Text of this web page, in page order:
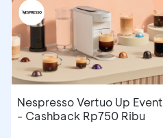
Nespresso Vertuo Up Event
- Cashback Rp750 Ribu